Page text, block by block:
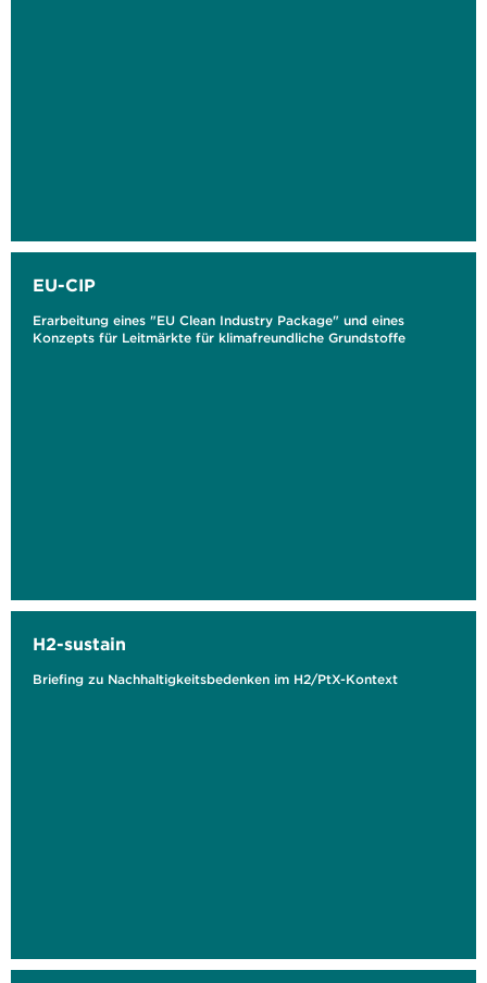
EU-CIP
Erarbeitung eines "EU Clean Industry Package" und eines
Konzepts für Leitmärkte für klimafreundliche Grundstoffe
H2-sustain
Briefing zu Nachhaltigkeitsbedenken im H2/PtX-Kontext